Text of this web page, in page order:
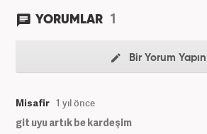
YORUMLAR 1
Bir Yorum Yapın
Misafir 1 yıl önce
git uyu artık be kardeşim